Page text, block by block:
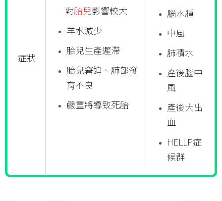
症狀
對胎兒影響較大
羊水減少
胎兒生產遲滯
胎兒窘迫、肺部發
育不良
嚴重將導致死胎
腦水腫
中風
肺積水
產後腦中
風
產後大出
血
HELLP症
候群